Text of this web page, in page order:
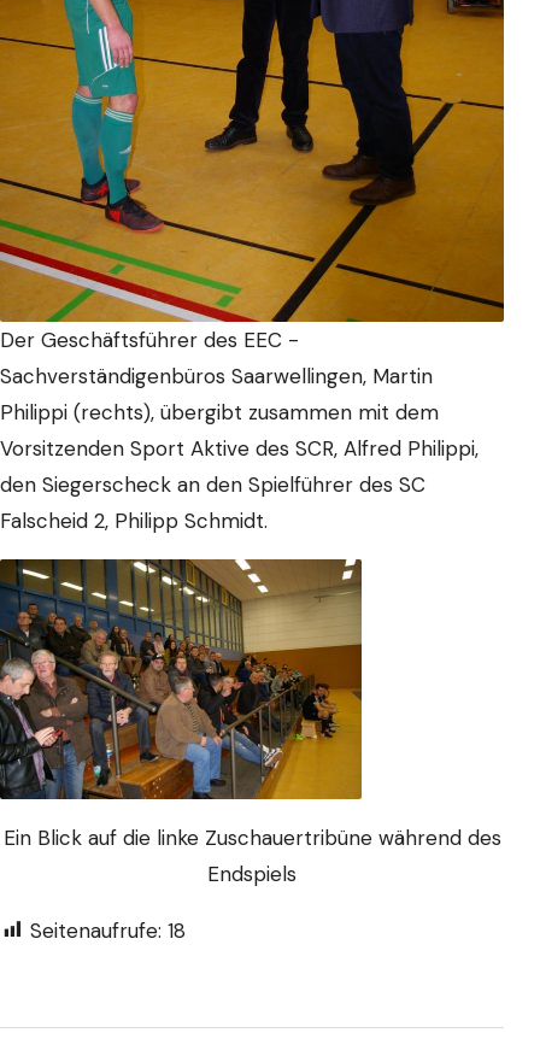
Der Geschäftsführer des EEC -
Sachverständigenbüros Saarwellingen, Martin
Philippi (rechts), übergibt zusammen mit dem
Vorsitzenden Sport Aktive des SCR, Alfred Philippi,
den Siegerscheck an den Spielführer des SC
Falscheid 2, Philipp Schmidt.
Ein Blick auf die linke Zuschauertribüne während des
Endspiels
Seitenaufrufe: 18